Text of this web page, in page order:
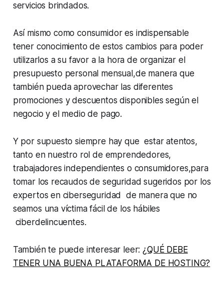
servicios brindados.
Así mismo como consumidor es indispensable
tener conocimiento de estos cambios para poder
utilizarlos a su favor a la hora de organizar el
presupuesto personal mensual,de manera que
también pueda aprovechar las diferentes
promociones y descuentos disponibles según el
negocio y el medio de pago.
Y por supuesto siempre hay que estar atentos,
tanto en nuestro rol de emprendedores,
trabajadores independientes o consumidores,para
tomar los recaudos de seguridad sugeridos por los
expertos en ciberseguridad de manera que no
seamos una víctima fácil de los hábiles
ciberdelincuentes.
También te puede interesar leer:¿QUÉ DEBE
TENER UNA BUENA PLATAFORMA DE HOSTING?